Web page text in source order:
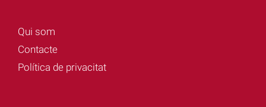
Qui som
Contacte
Política de privacitat